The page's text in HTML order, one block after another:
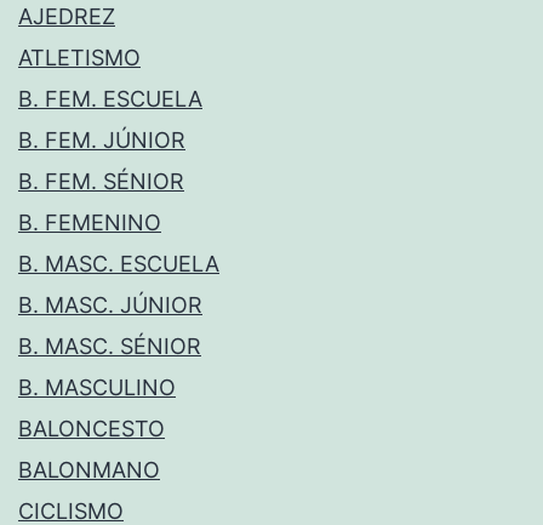
AJEDREZ
ATLETISMO
B. FEM. ESCUELA
B. FEM. JÚNIOR
B. FEM. SÉNIOR
B. FEMENINO
B. MASC. ESCUELA
B. MASC. JÚNIOR
B. MASC. SÉNIOR
B. MASCULINO
BALONCESTO
BALONMANO
CICLISMO